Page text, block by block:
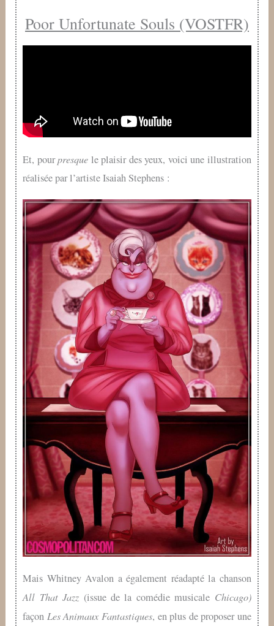
Poor Unfortunate Souls (VOSTFR)
Et, pourpresque le plaisir des yeux, voici une illustration
réalisée par l’artiste Isaiah Stephens :
Mais Whitney Avalon a également réadapté la chanson
All That Jazz (issue de la comédie musicale Chicago)
façon Les Animaux Fantastiques, en plus de proposer une